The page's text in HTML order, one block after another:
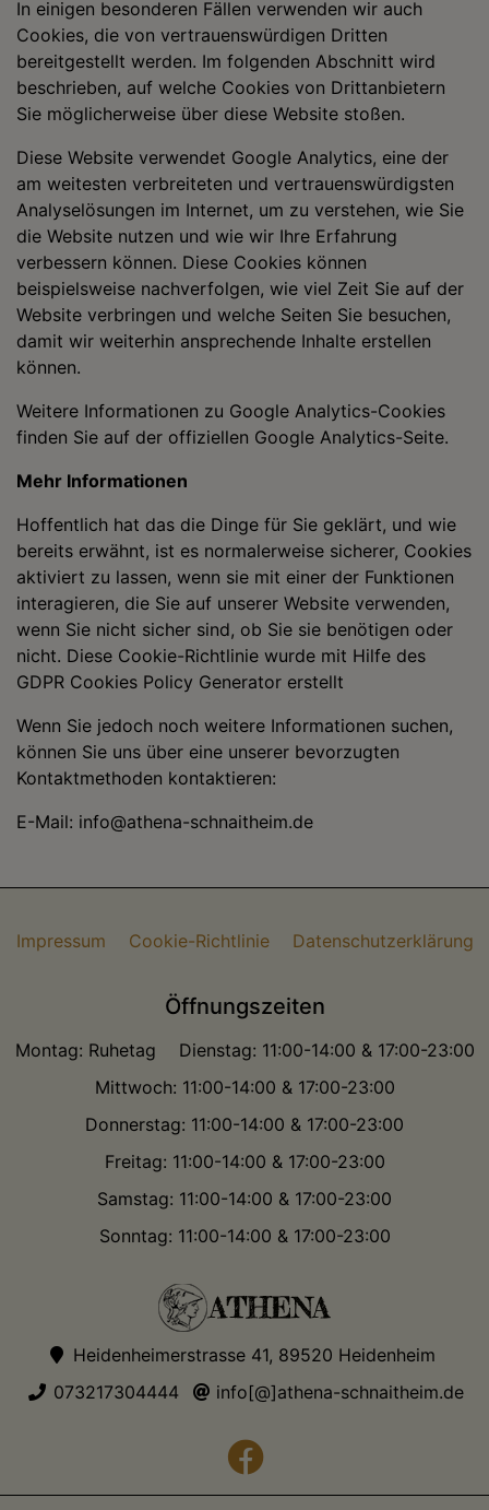
In einigen besonderen Fällen verwenden wir auch
Cookies, die von vertrauenswürdigen Dritten
bereitgestellt werden. Im folgenden Abschnitt wird
beschrieben, auf welche Cookies von Drittanbietern
Sie möglicherweise über diese Website stoßen.
Diese Website verwendet Google Analytics, eine der
am weitesten verbreiteten und vertrauenswürdigsten
Analyselösungen im Internet, um zu verstehen, wie Sie
die Website nutzen und wie wir Ihre Erfahrung
verbessern können. Diese Cookies können
beispielsweise nachverfolgen, wie viel Zeit Sie auf der
Website verbringen und welche Seiten Sie besuchen,
damit wir weiterhin ansprechende Inhalte erstellen
können.
Weitere Informationen zu Google Analytics-Cookies
finden Sie auf der offiziellen Google Analytics-Seite.
Mehr Informationen
Hoffentlich hat das die Dinge für Sie geklärt, und wie
bereits erwähnt, ist es normalerweise sicherer, Cookies
aktiviert zu lassen, wenn sie mit einer der Funktionen
interagieren, die Sie auf unserer Website verwenden,
wenn Sie nicht sicher sind, ob Sie sie benötigen oder
nicht. Diese Cookie-Richtlinie wurde mit Hilfe des
GDPR Cookies Policy Generator erstellt
Wenn Sie jedoch noch weitere Informationen suchen,
können Sie uns über eine unserer bevorzugten
Kontaktmethoden kontaktieren:
E-Mail: info@athena-schnaitheim.de
Impressum Cookie-Richtlinie Datenschutzerklärung
Öffnungszeiten
Montag: Ruhetag
Dienstag: 11:00-14:00 & 17:00-23:00
Mittwoch: 11:00-14:00 & 17:00-23:00
Donnerstag: 11:00-14:00 & 17:00-23:00
Freitag: 11:00-14:00 & 17:00-23:00
Samstag: 11:00-14:00 & 17:00-23:00
Sonntag: 11:00-14:00 & 17:00-23:00
Heidenheimerstrasse 41, 89520 Heidenheim
073217304444
info[@]athena-schnaitheim.de
facebook